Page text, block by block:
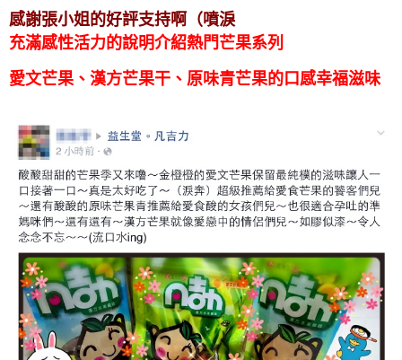
感謝張小姐的好評支持啊（噴淚
充滿感性活力的說明介紹熱門芒果系列
愛文芒果、漢方芒果干、原味青芒果的口感幸福滋味